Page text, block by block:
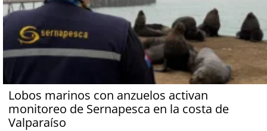
Lobos marinos con anzuelos activan
monitoreo de Sernapesca en la costa de
Valparaíso